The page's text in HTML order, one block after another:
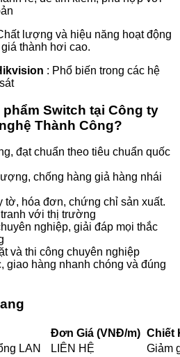
lượng và hiệu năng hoạt động
thành hơi cao.
: Phổ biến trong các hệ
Switch tại Công ty
Thành Công?
đạt chuẩn theo tiêu chuẩn quốc
chống hàng giả hàng nhái
tờ, hóa đơn, chứng chỉ sản xuất.
với thị trường
nghiệp, giải đáp mọi thắc
và thi công chuyên nghiệp
giao hàng nhanh chóng và đúng
Đơn Giá (VNĐ/m) Chiết
LAN
LIÊN HỆ Giảm